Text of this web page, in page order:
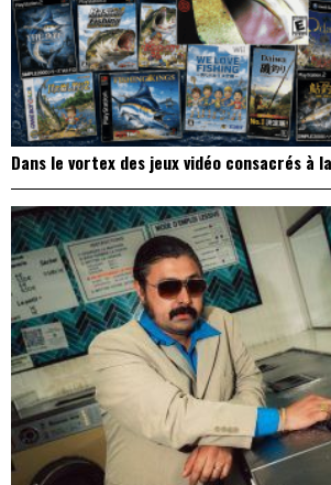
Dans le vortex des jeux vidéo consacrés à